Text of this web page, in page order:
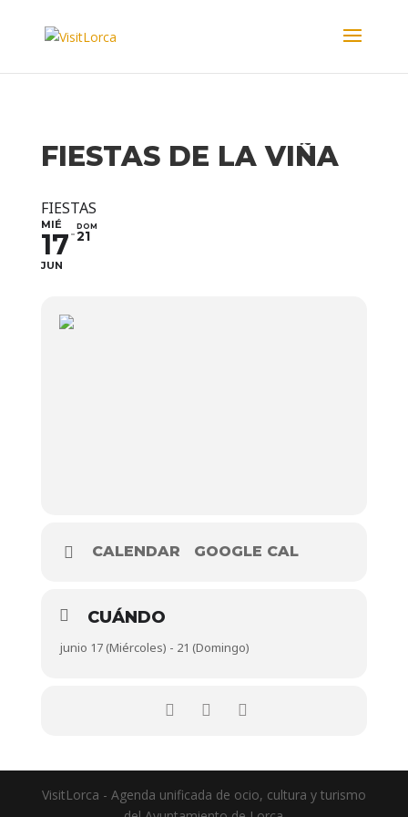
FIESTAS DE LA VIÑA
FIESTAS
MIÉ
17
JUN
DOM
21
CALENDAR GOOGLE CAL
CUÁNDO
junio 17 (Miércoles) - 21 (Domingo)
VisitLorca - Agenda unificada de ocio, cultura y turismo